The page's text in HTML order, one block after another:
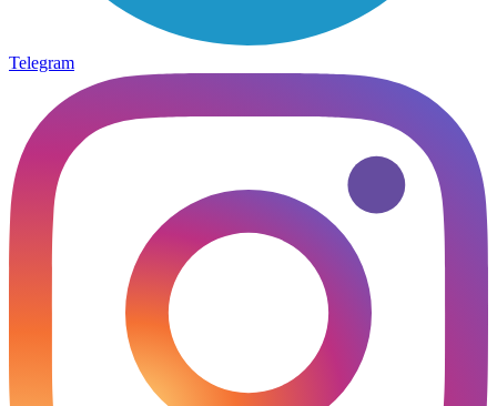
Telegram